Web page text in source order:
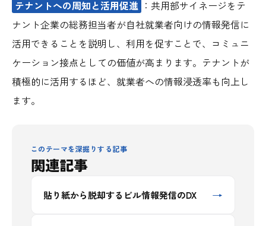
テナントへの周知と活用促進 ：共用部サイネージをテ
ナント企業の総務担当者が自社就業者向けの情報発信に
活用できることを説明し、利用を促すことで、コミュニ
ケーション接点としての価値が高まります。テナントが
積極的に活用するほど、就業者への情報浸透率も向上し
ます。
このテーマを深掘りする記事
関連記事
貼り紙から脱却するビル情報発信のDX →